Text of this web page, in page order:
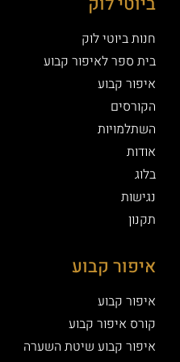
חנות ביוטי לוק
בית ספר לאיפור קבוע
איפור קבוע
הקורסים
השתלמויות
אודות
בלוג
נגישות
תקנון
איפור קבוע
איפור קבוע
קורס איפור קבוע
איפור קבוע שיטת השערה